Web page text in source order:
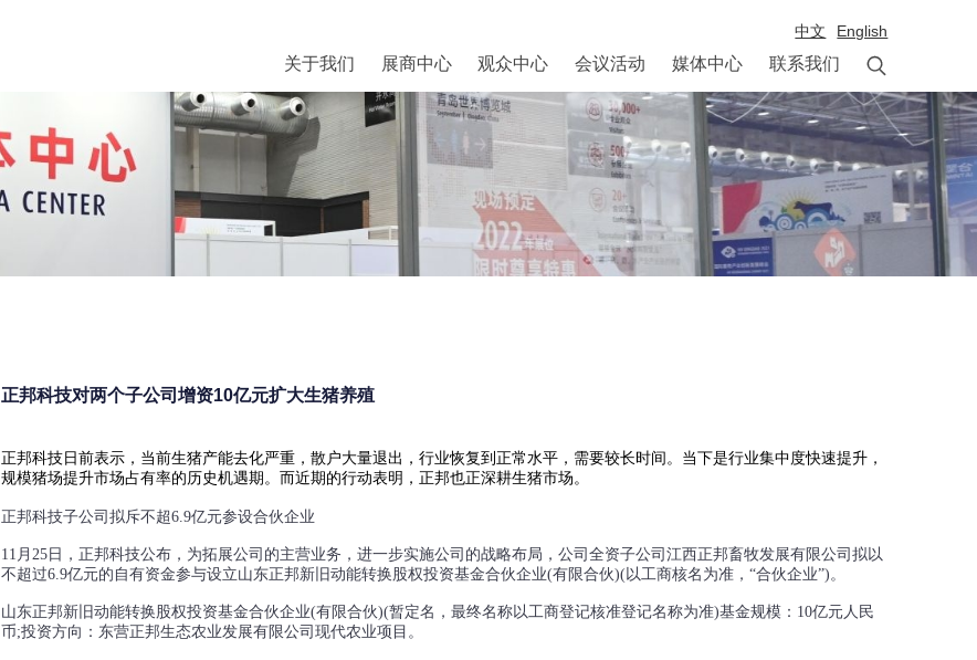
中文 English
关于我们 展商中心 观众中心 会议活动 媒体中心 联系我们 
正邦科技对两个子公司增资10亿元扩大生猪养殖
正邦科技日前表示，当前生猪产能去化严重，散户大量退出，行业恢复到正常水平，需要较长时间。当下是行业集中度快速提升，
规模猪场提升市场占有率的历史机遇期。而近期的行动表明，正邦也正深耕生猪市场。
正邦科技子公司拟斥不超6.9亿元参设合伙企业
11月25日，正邦科技公布，为拓展公司的主营业务，进一步实施公司的战略布局，公司全资子公司江西正邦畜牧发展有限公司拟以
不超过6.9亿元的自有资金参与设立山东正邦新旧动能转换股权投资基金合伙企业(有限合伙)(以工商核名为准，“合伙企业”)。
山东正邦新旧动能转换股权投资基金合伙企业(有限合伙)(暂定名，最终名称以工商登记核准登记名称为准)基金规模：10亿元人民
币;投资方向：东营正邦生态农业发展有限公司现代农业项目。